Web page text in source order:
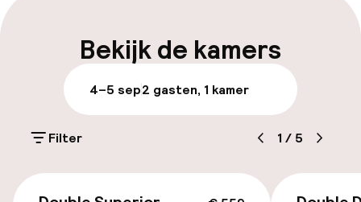
Laat uitchecken mogelijk
Meertalige medewerkers
Bagageruimte
Bekijk de kamers
4–5 sep2 gasten, 1 kamer
Filter 1 / 5